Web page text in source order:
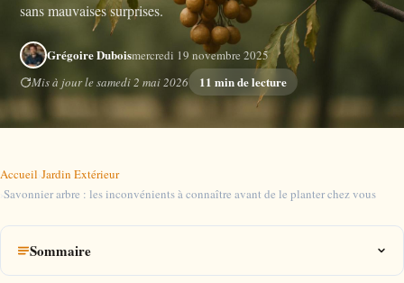
sans mauvaises surprises.
Grégoire Duboismercredi 19 novembre 2025
Mis à jour le samedi 2 mai 2026
11 min de lecture
Accueil›Jardin Extérieur
›Savonnier arbre : les inconvénients à connaître avant de le planter chez vous
Sommaire